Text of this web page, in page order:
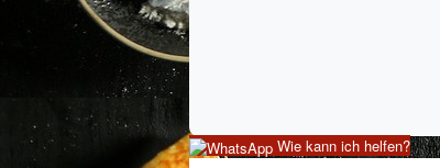
Wie kann ich helfen?